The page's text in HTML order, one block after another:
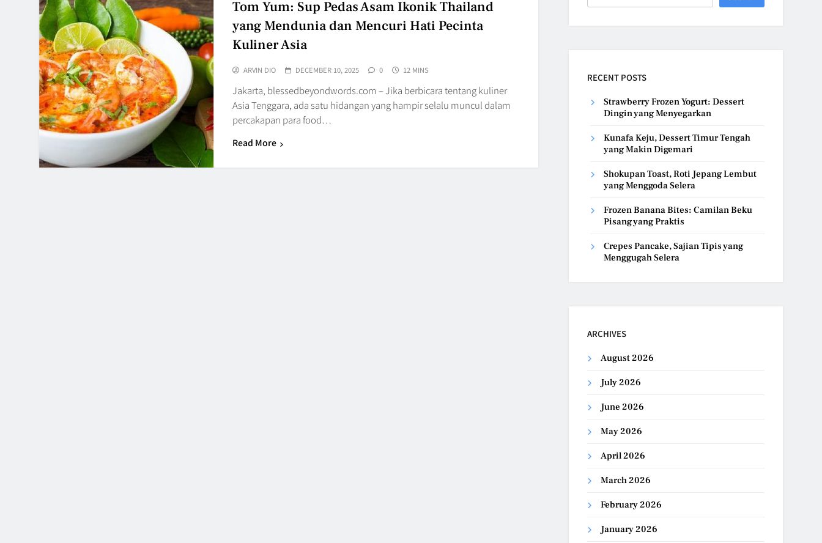
Tom Yum: Sup Pedas Asam Ikonik Thailand
yang Mendunia dan Mencuri Hati Pecinta
Kuliner Asia
ARVIN DIO DECEMBER 10, 2025 0 12 MINS
Jakarta, blessedbeyondwords.com – Jika berbicara tentang kuliner
Asia Tenggara, ada satu hidangan yang hampir selalu muncul dalam
percakapan para food…
Read More
RECENT POSTS
Strawberry Frozen Yogurt: Dessert
Dingin yang Menyegarkan
Kunafa Keju, Dessert Timur Tengah
yang Makin Digemari
Shokupan Toast, Roti Jepang Lembut
yang Menggoda Selera
Frozen Banana Bites: Camilan Beku
Pisang yang Praktis
Crepes Pancake, Sajian Tipis yang
Menggugah Selera
ARCHIVES
August 2026
July 2026
June 2026
May 2026
April 2026
March 2026
February 2026
January 2026